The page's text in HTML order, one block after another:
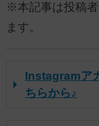
※本記事は投稿
ます。
Instagramア
ちらから♪